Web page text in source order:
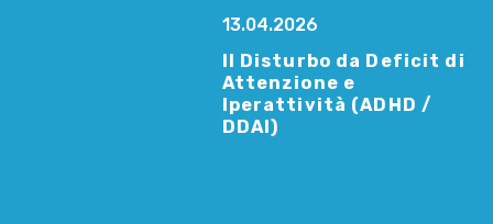
13.04.2026
Il Disturbo da Deficit di
Attenzione e
Iperattività (ADHD /
DDAI)